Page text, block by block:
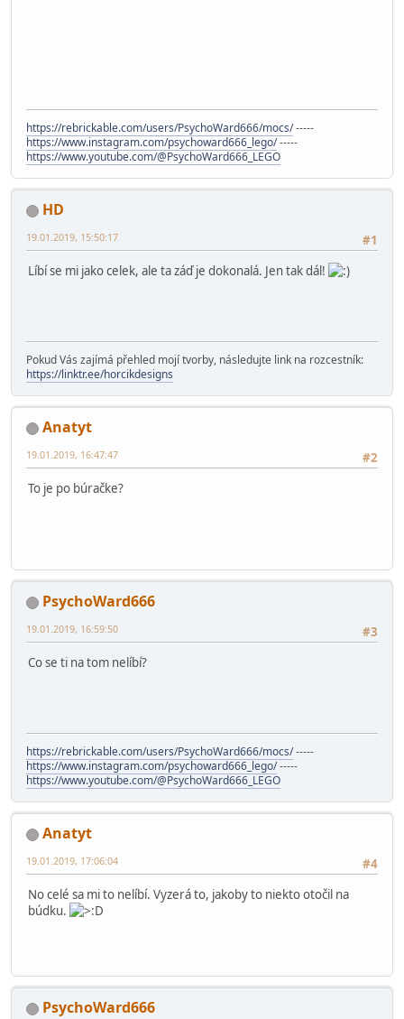
https://rebrickable.com/users/PsychoWard666/mocs/-----
https://www.instagram.com/psychoward666_lego/-----
https://www.youtube.com/@PsychoWard666_LEGO
HD
#1
19.01.2019, 15:50:17
Líbí se mi jako celek, ale ta záď je dokonalá. Jen tak dál!
Pokud Vás zajímá přehled mojí tvorby, následujte link na rozcestník:
https://linktr.ee/horcikdesigns
Anatyt
#2
19.01.2019, 16:47:47
To je po búračke?
PsychoWard666
#3
19.01.2019, 16:59:50
Co se ti na tom nelíbí?
https://rebrickable.com/users/PsychoWard666/mocs/-----
https://www.instagram.com/psychoward666_lego/-----
https://www.youtube.com/@PsychoWard666_LEGO
Anatyt
#4
19.01.2019, 17:06:04
No celé sa mi to nelíbí. Vyzerá to, jakoby to niekto otočil na
búdku.
PsychoWard666